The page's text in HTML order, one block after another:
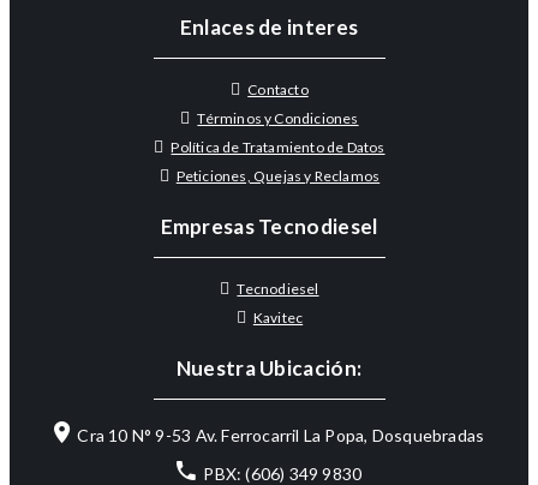
Enlaces de interes
Contacto
Términos y Condiciones
Política de Tratamiento de Datos
Peticiones, Quejas y Reclamos
Empresas Tecnodiesel
Tecnodiesel
Kavitec
Nuestra Ubicación:
Cra 10 N° 9-53 Av. Ferrocarril La Popa, Dosquebradas
PBX: (606) 349 9830